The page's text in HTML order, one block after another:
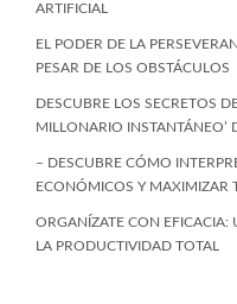
ARTIFICIAL
EL PODER DE LA
PESAR DE LOS OBSTÁCULOS
DESCUBRE LOS SECRETOS
MILLONARIO INSTANTÁNEO’
– DESCUBRE CÓMO
ECONÓMICOS Y MAXIMIZAR
ORGANÍZATE CON EFICACIA:
LA PRODUCTIVIDAD TOTAL